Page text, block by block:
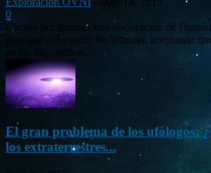
0
Circula por internet una declaración de
principal del evento Be Witness, aceptando
en las diapositivas...
El gran problema de los ufólogos:
los extraterrestres...